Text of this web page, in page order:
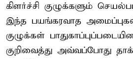
கிளர்ச்சி குழுக்களும்
இந்த பயங்கரவாத
குழுக்கள்
குறிவைத்து அவ்வப்போது